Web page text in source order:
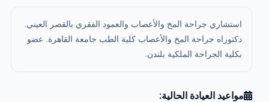
استشاري جراحة المخ والأعصاب والعمود الفقري بالقصر العيني.
دكتوراه جراحة المخ والأعصاب كلية الطب جامعة القاهرة. عضو
بكلية الجراحة الملكية بلندن.
مواعيد العيادة الحالية: